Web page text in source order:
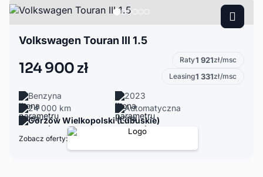
Volkswagen Touran III 1.5
124 900 zł Raty1 921zł/msc
Leasing1 331zł/msc
Benzyna
2023
24 000 km
Automatyczna
Gorzów Wielkopolski (Lubuskie)
Zobacz oferty: